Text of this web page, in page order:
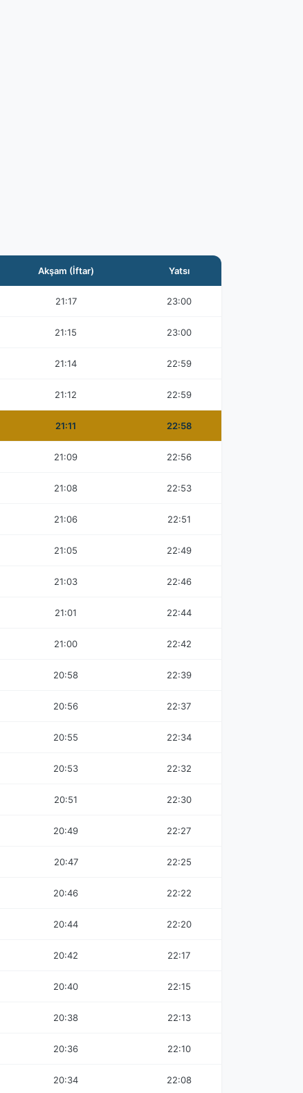
Akşam (İftar) Yatsı
21:17 23:00
21:15 23:00
21:14 22:59
21:12 22:59
21:11 22:58
21:09 22:56
21:08 22:53
21:06 22:51
21:05 22:49
21:03 22:46
21:01 22:44
21:00 22:42
20:58 22:39
20:56 22:37
20:55 22:34
20:53 22:32
20:51 22:30
20:49 22:27
20:47 22:25
20:46 22:22
20:44 22:20
20:42 22:17
20:40 22:15
20:38 22:13
20:36 22:10
20:34 22:08